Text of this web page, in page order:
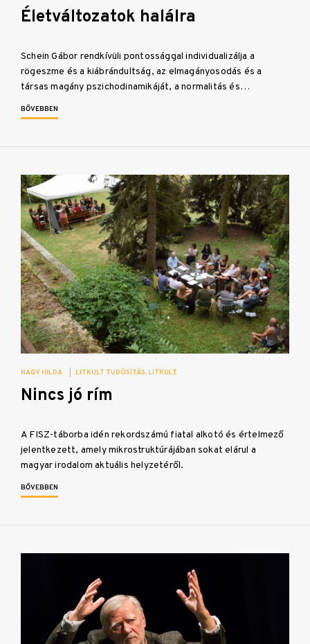
Életváltozatok halálra
Schein Gábor rendkívüli pontossággal individualizálja a
rögeszme és a kiábrándultság, az elmagányosodás és a
társas magány pszichodinamikáját, a normalitás és…
BŐVEBBEN
NAGY HILDA LITKULT TUDÓSÍTÁS LITKULT
Nincs jó rím
A FISZ-táborba idén rekordszámú fiatal alkotó és értelmező
jelentkezett, amely mikrostruktúrájában sokat elárul a
magyar irodalom aktuális helyzetéről.
BŐVEBBEN